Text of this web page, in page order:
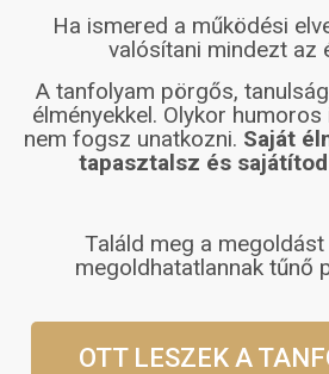
Ha ismered a működési
valósítani mindezt az
A tanfolyam pörgős,
élményekkel. Olykor
nem fogsz unatkozni. Saját
tapasztalsz és
Találd meg a
megoldhatatlannak tűnő
OTT LESZEK A